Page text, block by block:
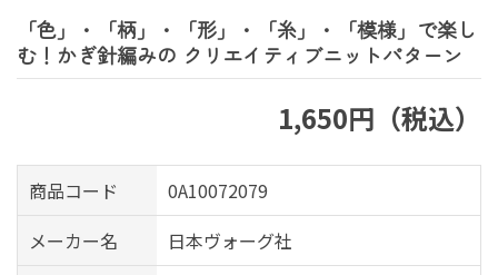
「色」・「柄」・「形」・「糸」・「模様」で楽し
む！かぎ針編みの クリエイティブニットパターン
1,650円（税込）
商品コード
0A10072079
メーカー名
日本ヴォーグ社